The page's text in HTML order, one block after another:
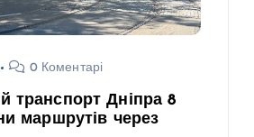
0 Коментарі
транспорт Дніпра 8
маршрутів через